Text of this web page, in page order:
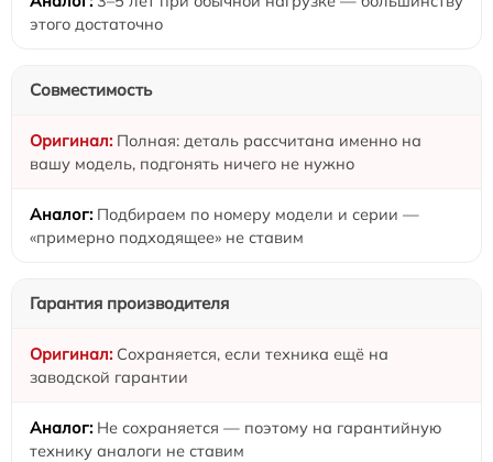
этого достаточно
Совместимость
Полная: деталь рассчитана именно на
вашу модель, подгонять ничего не нужно
Подбираем по номеру модели и серии —
«примерно подходящее» не ставим
Гарантия производителя
Сохраняется, если техника ещё на
заводской гарантии
Не сохраняется — поэтому на гарантийную
технику аналоги не ставим